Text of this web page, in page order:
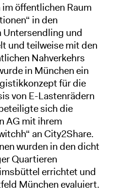
öffentlichen Raum
in den
und
und teilweise mit den
Nahverkehrs
in München ein
für die
von E-Lastenrädern
sich die
AG mit ihrem
an City2Share.
wurden in den dicht
Quartieren
errichtet und
München evaluiert.